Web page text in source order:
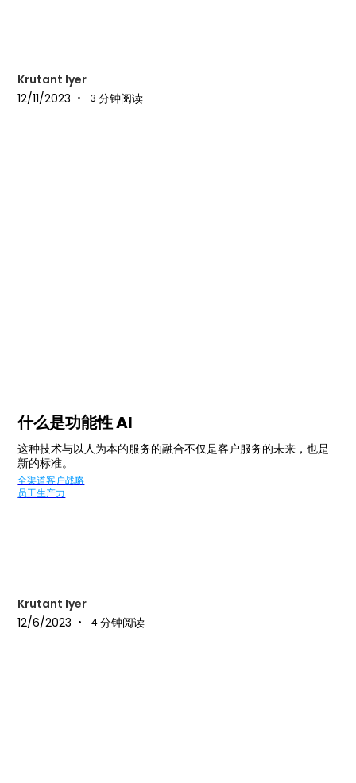
Krutant Iyer
12/11/2023 • 3 分钟阅读
什么是功能性 AI
这种技术与以人为本的服务的融合不仅是客户服务的未来，也是
新的标准。
全渠道客户战略
员工生产力
Krutant Iyer
12/6/2023 • 4 分钟阅读